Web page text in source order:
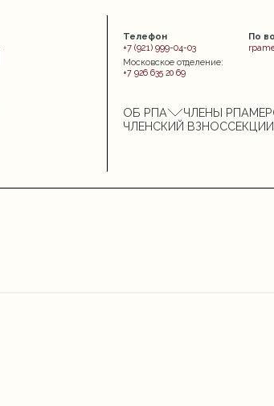
Телефон
+7 (921) 999-04-03
Московское отделение:
+7 926 635 20 69
По
ОБ РПА ЧЛЕНЫ РПА
ЧЛЕНСКИЙ ВЗНОССЕКЦИИ